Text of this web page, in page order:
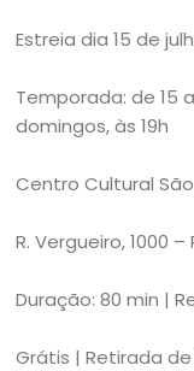
Estreia dia 15 de
Temporada: de 15
domingos, às 19h
Centro Cultural
R. Vergueiro, 1000
Duração: 80 min |
Grátis | Retirada